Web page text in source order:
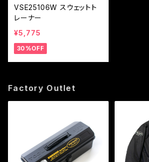
VSE25106W スウェットト
レーナー
¥5,775
30%OFF
Factory Outlet